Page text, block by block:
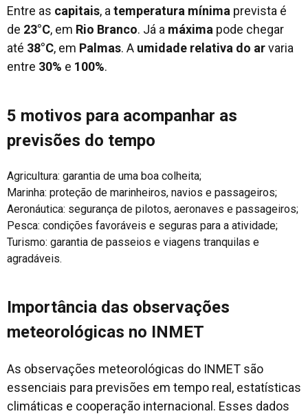
Entre as capitais, a temperatura mínima prevista é
de 23°C, em Rio Branco. Já a máxima pode chegar
até 38°C, em Palmas. A umidade relativa do arvaria
entre 30% e 100%.
5 motivos para acompanhar as
previsões do tempo
Agricultura: garantia de uma boa colheita;
Marinha: proteção de marinheiros, navios e passageiros;
Aeronáutica: segurança de pilotos, aeronaves e passageiros;
Pesca: condições favoráveis e seguras para a atividade;
Turismo: garantia de passeios e viagens tranquilas e
agradáveis.
Importância das observações
meteorológicas no INMET
As observações meteorológicas do INMET são
essenciais para previsões em tempo real, estatísticas
climáticas e cooperação internacional. Esses dados